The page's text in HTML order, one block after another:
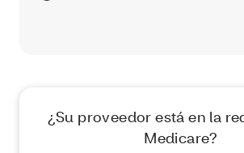
¿Su proveedor está en la
Medicare?